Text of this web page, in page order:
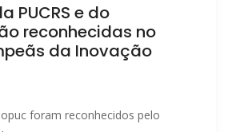
PUCRS e do
reconhecidas no
da Inovação
foram reconhecidos pelo